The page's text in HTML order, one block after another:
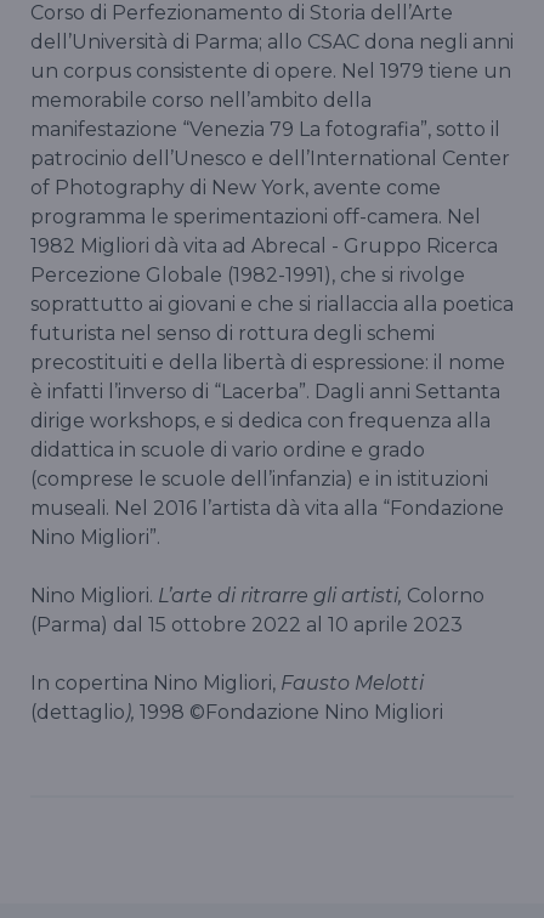
Corso di Perfezionamento di Storia dell’Arte
dell’Università di Parma; allo CSAC dona negli anni
un corpus consistente di opere. Nel 1979 tiene un
memorabile corso nell’ambito della
manifestazione “Venezia 79 La fotografia”, sotto il
patrocinio dell’Unesco e dell’International Center
of Photography di New York, avente come
programma le sperimentazioni off-camera. Nel
1982 Migliori dà vita ad Abrecal - Gruppo Ricerca
Percezione Globale (1982-1991), che si rivolge
soprattutto ai giovani e che si riallaccia alla poetica
futurista nel senso di rottura degli schemi
precostituiti e della libertà di espressione: il nome
è infatti l’inverso di “Lacerba”. Dagli anni Settanta
dirige workshops, e si dedica con frequenza alla
didattica in scuole di vario ordine e grado
(comprese le scuole dell’infanzia) e in istituzioni
museali. Nel 2016 l’artista dà vita alla “Fondazione
Nino Migliori”.
Nino Migliori. L’arte di ritrarre gli artisti, Colorno
(Parma) dal 15 ottobre 2022 al 10 aprile 2023
In copertina Nino Migliori, Fausto Melotti
(dettaglio), 1998 ©Fondazione Nino Migliori